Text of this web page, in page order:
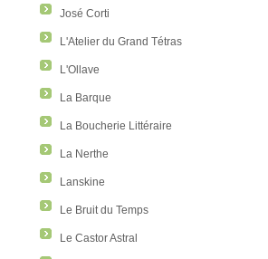
José Corti
L'Atelier du Grand Tétras
L'Ollave
La Barque
La Boucherie Littéraire
La Nerthe
Lanskine
Le Bruit du Temps
Le Castor Astral